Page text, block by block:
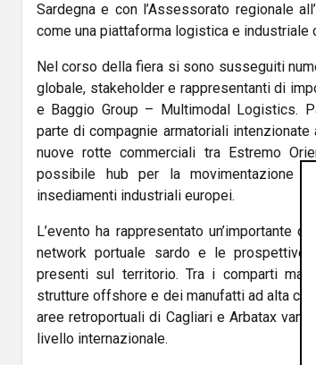
Sardegna e con l’Assessorato regionale
come una piattaforma logistica e
Nel corso della fiera si sono susseguiti
globale, stakeholder e rappresentanti di
e Baggio Group – Multimodal Logistics.
parte di compagnie armatoriali intenzionate
nuove rotte commerciali tra Estremo
possibile hub per la movimentazione
insediamenti industriali europei.
L’evento ha rappresentato un’importante
network portuale sardo e le
presenti sul territorio. Tra i comparti
strutture offshore e dei manufatti ad alta
aree retroportuali di Cagliari e Arbatax
livello internazionale.